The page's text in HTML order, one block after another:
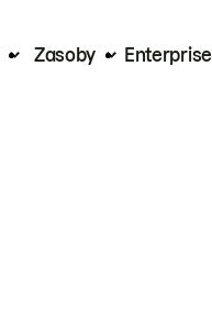
Zasoby Enterprise